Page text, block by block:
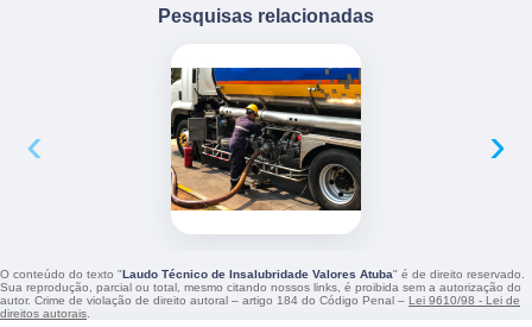
Pesquisas relacionadas
‹ ›
O conteúdo do texto "Laudo Técnico de Insalubridade Valores Atuba" é de direito reservado.
Sua reprodução, parcial ou total, mesmo citando nossos links, é proibida sem a autorização do
autor. Crime de violação de direito autoral – artigo 184 do Código Penal – Lei 9610/98 - Lei de
direitos autorais